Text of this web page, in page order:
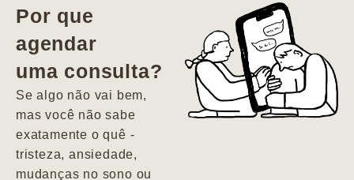
vida. Ela me
encontrou num
estado misto de
depressão e
agitação com
pensamentos
Por que
agendar
uma consulta?
Se algo não vai bem,
mas você não sabe
exatamente o quê -
tristeza, ansiedade,
mudanças no sono ou